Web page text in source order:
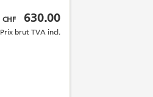
Prix brut TVA incl.
CHF 630.00
Prix brut TVA incl.